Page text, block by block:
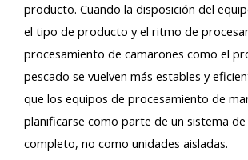
producto. Cuando la disposición del
el tipo de producto y el ritmo de
procesamiento de camarones como el
pescado se vuelven más estables y
que los equipos de procesamiento de
planificarse como parte de un sistema
completo, no como unidades aisladas.